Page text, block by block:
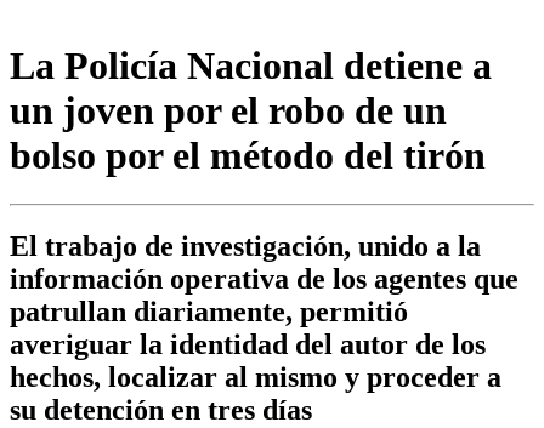
La Policía Nacional detiene a
un joven por el robo de un
bolso por el método del tirón
El trabajo de investigación, unido a la
información operativa de los agentes que
patrullan diariamente, permitió
averiguar la identidad del autor de los
hechos, localizar al mismo y proceder a
su detención en tres días